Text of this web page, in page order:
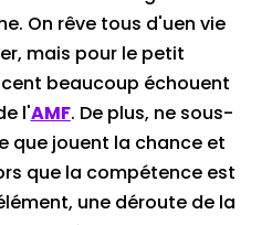
On rêve tous d'uen vie
mais pour le petit
beaucoup échouent
l'AMF. De plus, ne sous-
que jouent la chance et
que la compétence est
une déroute de la